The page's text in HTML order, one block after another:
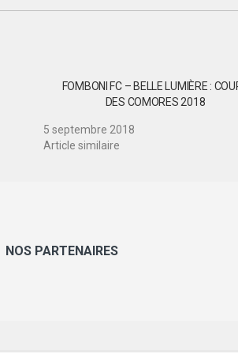
FOMBONI FC – BELLE LUMIÈRE :
DES COMORES 2018
5 septembre 2018
Article similaire
NOS PARTENAIRES